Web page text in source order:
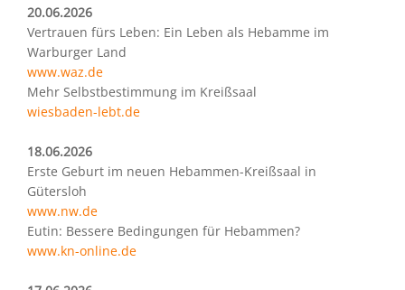
20.06.2026
Vertrauen fürs Leben: Ein Leben als Hebamme im
Warburger Land
www.waz.de
Mehr Selbstbestimmung im Kreißsaal
wiesbaden-lebt.de
18.06.2026
Erste Geburt im neuen Hebammen-Kreißsaal in
Gütersloh
www.nw.de
Eutin: Bessere Bedingungen für Hebammen?
www.kn-online.de